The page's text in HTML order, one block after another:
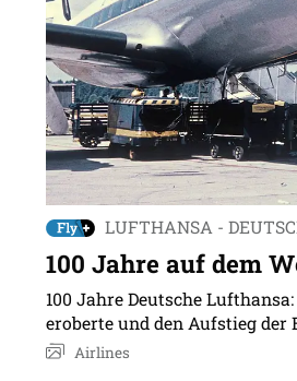
LUFTHANSA -
100 Jahre auf dem
100 Jahre Deutsche
eroberte und den Aufstieg der
Airlines